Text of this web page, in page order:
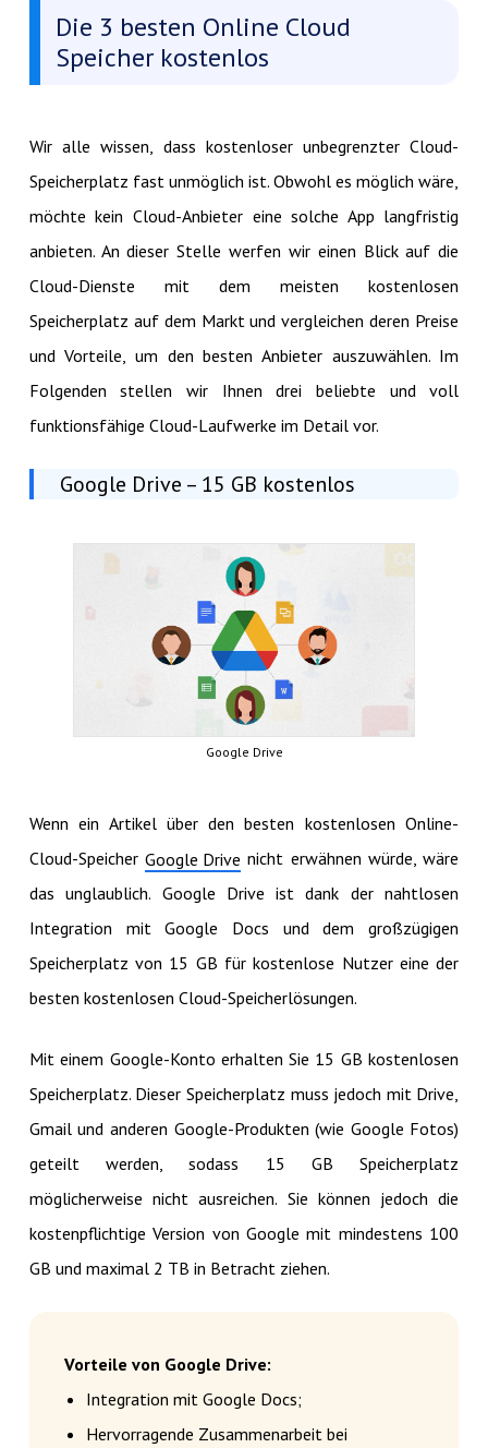
Die 3 besten Online Cloud
Speicher kostenlos
Wir alle wissen, dass kostenloser unbegrenzter Cloud-
Speicherplatz fast unmöglich ist. Obwohl es möglich wäre,
möchte kein Cloud-Anbieter eine solche App langfristig
anbieten. An dieser Stelle werfen wir einen Blick auf die
Cloud-Dienste mit dem meisten kostenlosen
Speicherplatz auf dem Markt und vergleichen deren Preise
und Vorteile, um den besten Anbieter auszuwählen. Im
Folgenden stellen wir Ihnen drei beliebte und voll
funktionsfähige Cloud-Laufwerke im Detail vor.
Google Drive – 15 GB kostenlos
Google Drive
Wenn ein Artikel über den besten kostenlosen Online-
Cloud-SpeicherGoogle Drive nicht erwähnen würde, wäre
das unglaublich. Google Drive ist dank der nahtlosen
Integration mit Google Docs und dem großzügigen
Speicherplatz von 15 GB für kostenlose Nutzer eine der
besten kostenlosen Cloud-Speicherlösungen.
Mit einem Google-Konto erhalten Sie 15 GB kostenlosen
Speicherplatz. Dieser Speicherplatz muss jedoch mit Drive,
Gmail und anderen Google-Produkten (wie Google Fotos)
geteilt werden, sodass 15 GB Speicherplatz
möglicherweise nicht ausreichen. Sie können jedoch die
kostenpflichtige Version von Google mit mindestens 100
GB und maximal 2 TB in Betracht ziehen.
Vorteile von Google Drive:
Integration mit Google Docs;
Hervorragende Zusammenarbeit bei